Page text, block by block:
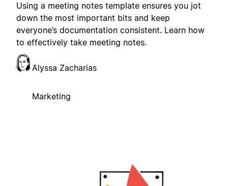
Using a meeting notes template ensures you jot
down the most important bits and keep
everyone’s documentation consistent. Learn how
to effectively take meeting notes.
Alyssa Zacharias
Marketing